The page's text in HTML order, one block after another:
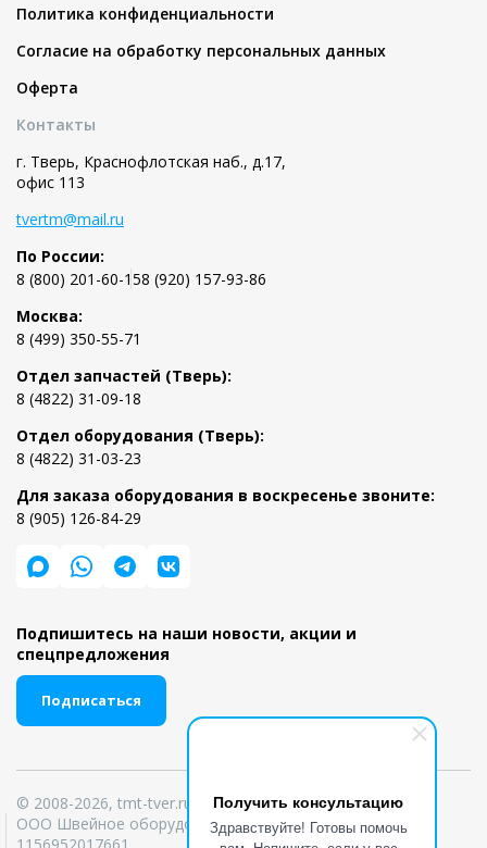
Получить консультацию
Здравствуйте! Готовы помочь
Политика конфиденциальности
Согласие на обработку персональных данных
Оферта
Контакты
г. Тверь, Краснофлотская наб., д.17,
офис 113
tvertm@mail.ru
По России:
8 (800) 201-60-158 (920) 157-93-86
Москва:
8 (499) 350-55-71
Отдел запчастей (Тверь):
8 (4822) 31-09-18
Отдел оборудования (Тверь):
8 (4822) 31-03-23
Для заказа оборудования в воскресенье звоните:
8 (905) 126-84-29
Подпишитесь на наши новости, акции и
спецпредложения
Подписаться
© 2008-2026, tmt-tver.ru
ООО Швейное оборудование ИНН 6950039303 ОГРН